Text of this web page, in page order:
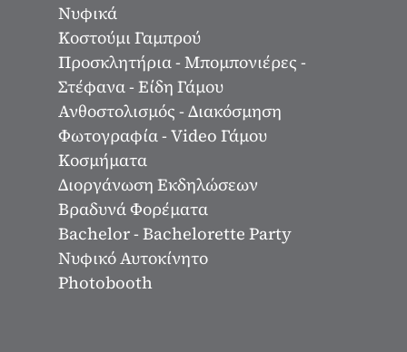
Νυφικά
Κοστούμι Γαμπρού
Προσκλητήρια - Μπομπονιέρες -
Στέφανα - Είδη Γάμου
Ανθοστολισμός - Διακόσμηση
Φωτογραφία - Video Γάμου
Κοσμήματα
Διοργάνωση Εκδηλώσεων
Βραδυνά Φορέματα
Bachelor - Bachelorette Party
Νυφικό Αυτοκίνητο
Photobooth